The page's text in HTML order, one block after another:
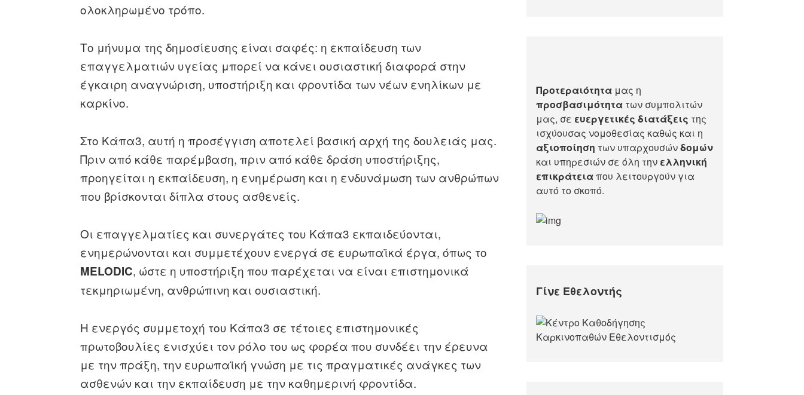
ολοκληρωμένο τρόπο.
Το μήνυμα της δημοσίευσης είναι σαφές: η εκπαίδευση των
επαγγελματιών υγείας μπορεί να κάνει ουσιαστική διαφορά στην
έγκαιρη αναγνώριση, υποστήριξη και φροντίδα των νέων ενηλίκων με
καρκίνο.
Στο Κάπα3, αυτή η προσέγγιση αποτελεί βασική αρχή της δουλειάς μας.
Πριν από κάθε παρέμβαση, πριν από κάθε δράση υποστήριξης,
προηγείται η εκπαίδευση, η ενημέρωση και η ενδυνάμωση των ανθρώπων
που βρίσκονται δίπλα στους ασθενείς.
Οι επαγγελματίες και συνεργάτες του Κάπα3 εκπαιδεύονται,
ενημερώνονται και συμμετέχουν ενεργά σε ευρωπαϊκά έργα, όπως το
MELODIC, ώστε η υποστήριξη που παρέχεται να είναι επιστημονικά
τεκμηριωμένη, ανθρώπινη και ουσιαστική.
Η ενεργός συμμετοχή του Κάπα3 σε τέτοιες επιστημονικές
πρωτοβουλίες ενισχύει τον ρόλο του ως φορέα που συνδέει την έρευνα
με την πράξη, την ευρωπαϊκή γνώση με τις πραγματικές ανάγκες των
ασθενών και την εκπαίδευση με την καθημερινή φροντίδα.
Προτεραιότητα μας η
προσβασιμότητα των συμπολιτών
μας, σε ευεργετικές διατάξεις της
ισχύουσας νομοθεσίας καθώς και η
αξιοποίηση των υπαρχουσώνδομών
και υπηρεσιών σε όλη την ελληνική
επικράτειαπου λειτουργούν για
αυτό το σκοπό.​
Γίνε Εθελοντής